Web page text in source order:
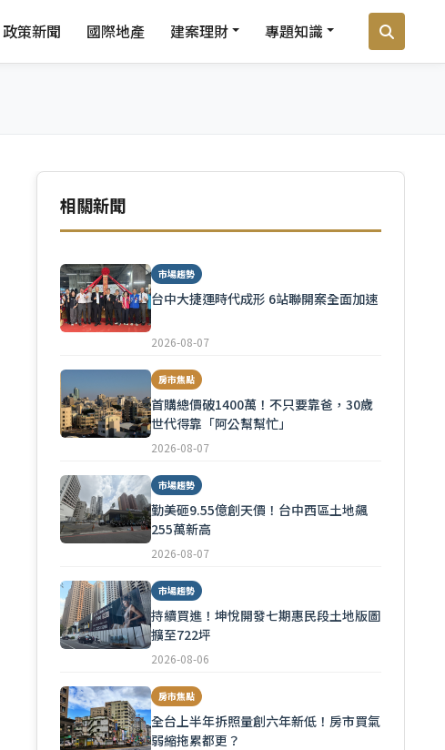
政策新聞 國際地產 建案理財 專題知識
相關新聞
市場趨勢
台中大捷運時代成形 6站聯開案全面加速
2026-08-07
房市焦點
首購總價破1400萬！不只要靠爸，30歲
世代得靠「阿公幫幫忙」
2026-08-07
市場趨勢
勤美砸9.55億創天價！台中西區土地飆
255萬新高
2026-08-07
市場趨勢
持續買進！坤悅開發七期惠民段土地版圖
擴至722坪
2026-08-06
房市焦點
全台上半年拆照量創六年新低！房市買氣
弱縮拖累都更？